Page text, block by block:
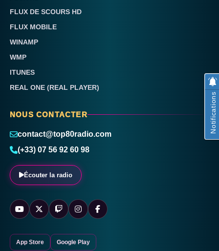
FLUX DE SCOURS HD
FLUX MOBILE
WINAMP
WMP
ITUNES
REAL ONE (REAL PLAYER)
NOUS CONTACTER
contact@top80radio.com
(+33) 07 56 92 60 98
Écouter la radio
App Store Google Play
Notifications